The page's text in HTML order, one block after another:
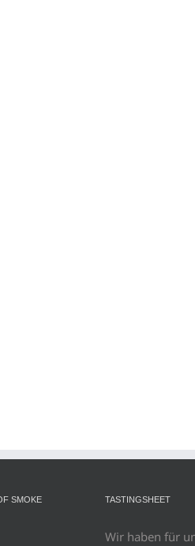
SMOKE TASTINGSHEET
Wir haben für